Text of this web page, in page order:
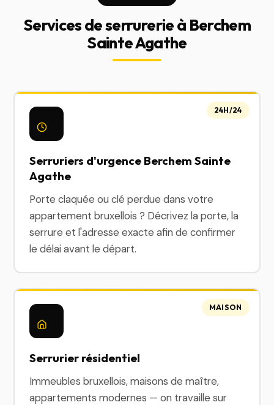
Services de serrurerie à Berchem
Sainte Agathe
Serruriers d'urgence Berchem Sainte
Agathe
Porte claquée ou clé perdue dans votre
appartement bruxellois ? Décrivez la porte, la
serrure et l'adresse exacte afin de confirmer
le délai avant le départ.
24H/24
Serrurier résidentiel
Immeubles bruxellois, maisons de maître,
appartements modernes — on travaille sur
MAISON